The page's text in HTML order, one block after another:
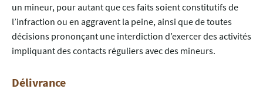
un mineur, pour autant que ces faits soient constitutifs de
l’infraction ou en aggravent la peine, ainsi que de toutes
décisions prononçant une interdiction d’exercer des activités
impliquant des contacts réguliers avec des mineurs.
Délivrance